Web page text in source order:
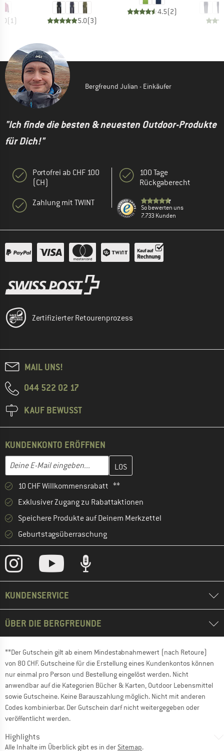
(1) 5.0(3)
4.5(2)
Bergfreund Julian - Einkäufer
"Ich finde die besten & neuesten Outdoor-Produkte
für Dich!"
Portofrei ab CHF 100
(CH)
Zahlung mit TWINT
100 Tage
Rückgaberecht
So bewerten uns
7.733 Kunden
Zertifizierter Retourenprozess
MAIL UNS!
044 522 02 17
KAUF BEWUSST
KUNDENKONTO ERÖFFNEN
E-Mail-Adresse
Gib hier deine E-Mail-Adresse ein und erstelle im nächsten
10 CHF Willkommensrabatt **
Exklusiver Zugang zu Rabattaktionen
Speichere Produkte auf Deinem Merkzettel
Geburtstagsüberraschung
KUNDENSERVICE
ÜBER DIE BERGFREUNDE
**Der Gutschein gilt ab einem Mindestabnahmewert (nach Retoure)
von 80 CHF. Gutscheine für die Erstellung eines Kundenkontos können
nur einmal pro Person und Bestellung eingelöst werden. Nicht
anwendbar auf die Kategorien Bücher & Karten, Outdoor Lebensmittel
sowie Gutscheine. Keine Barauszahlung möglich. Nicht mit anderen
Codes kombinierbar. Der Gutschein darf nicht weitergegeben oder
veröffentlicht werden.
Highlights
Alle Inhalte im Überblick gibt es in der Sitemap.